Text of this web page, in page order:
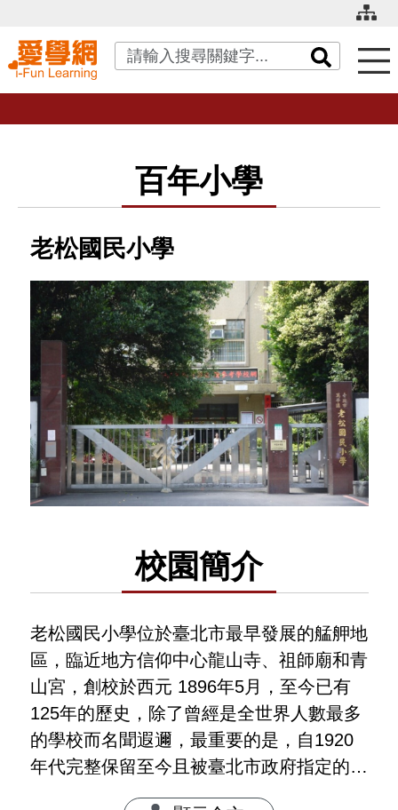
關鍵字搜尋
百年小學
老松國民小學
校園簡介
老松國民小學位於臺北市最早發展的艋舺地
區，臨近地方信仰中心龍山寺、祖師廟和青
山宮，創校於西元 1896年5月，至今已有
125年的歷史，除了曾經是全世界人數最多
的學校而名聞遐邇，最重要的是，自1920
年代完整保留至今且被臺北市政府指定的古
蹟校舍，以及跨越三個世紀的校史。老松自